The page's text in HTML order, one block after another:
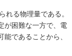
れる物理量である。
が困難な一方で、電
能であることから、